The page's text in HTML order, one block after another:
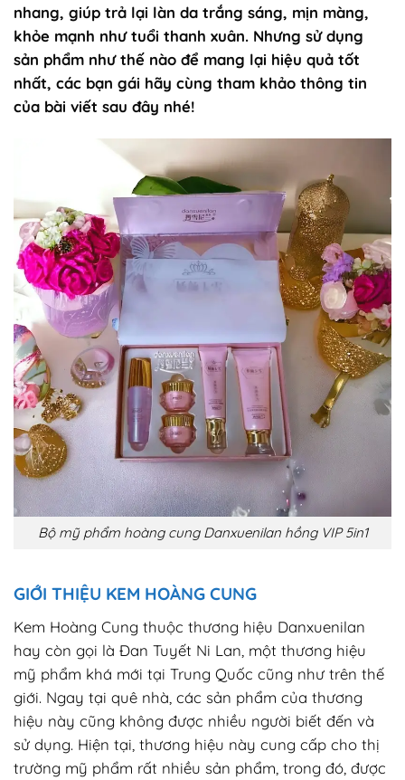
nhang, giúp trả lại làn da trắng sáng, mịn màng,
khỏe mạnh như tuổi thanh xuân. Nhưng sử dụng
sản phẩm như thế nào để mang lại hiệu quả tốt
nhất, các bạn gái hãy cùng tham khảo thông tin
của bài viết sau đây nhé!
Bộ mỹ phẩm hoàng cung Danxuenilan hồng VIP 5in1
GIỚI THIỆU KEM HOÀNG CUNG
Kem Hoàng Cung thuộc thương hiệu Danxuenilan
hay còn gọi là Đan Tuyết Ni Lan, một thương hiệu
mỹ phẩm khá mới tại Trung Quốc cũng như trên thế
giới. Ngay tại quê nhà, các sản phẩm của thương
hiệu này cũng không được nhiều người biết đến và
sử dụng. Hiện tại, thương hiệu này cung cấp cho thị
trường mỹ phẩm rất nhiều sản phẩm, trong đó, được